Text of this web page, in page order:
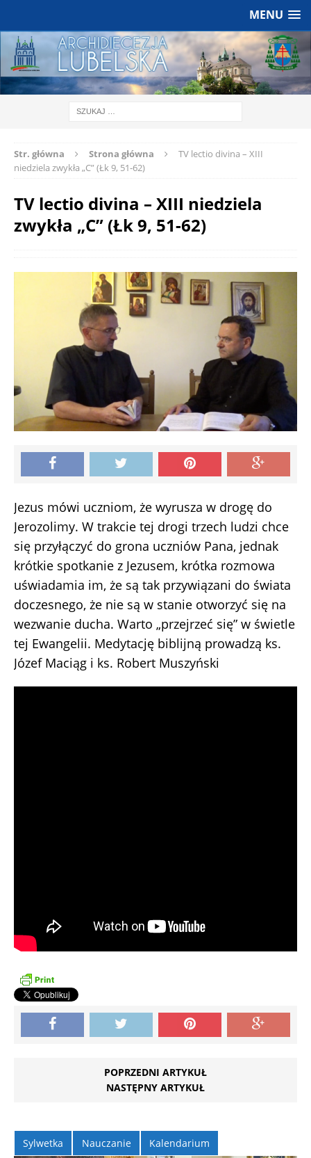
MENU
Str. główna Strona główna
TV lectio divina – XIII
niedziela zwykła „C” (Łk 9, 51-62)
TV lectio divina – XIII niedziela
zwykła „C” (Łk 9, 51-62)
Jezus mówi uczniom, że wyrusza w drogę do
Jerozolimy. W trakcie tej drogi trzech ludzi chce
się przyłączyć do grona uczniów Pana, jednak
krótkie spotkanie z Jezusem, krótka rozmowa
uświadamia im, że są tak przywiązani do świata
doczesnego, że nie są w stanie otworzyć się na
wezwanie ducha. Warto „przejrzeć się” w świetle
tej Ewangelii. Medytację biblijną prowadzą ks.
Józef Maciąg i ks. Robert Muszyński
POPRZEDNI ARTYKUŁ
NASTĘPNY ARTYKUŁ
Sylwetka Nauczanie Kalendarium